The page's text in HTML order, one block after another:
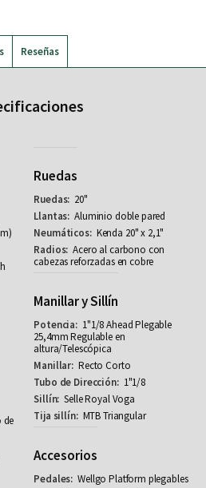
de
Ruedas
20"
Aluminio doble pared
Kenda 20" x 2,1"
Acero al carbono con
cabezas reforzadas en cobre
Manillar y Sillín
1"1/8 Ahead Plegable
25,4mm Regulable en
altura/Telescópica
Recto Corto
1"1/8
Selle Royal Voga
MTB Triangular
Accesorios
Wellgo Platform plegables
Reseñas